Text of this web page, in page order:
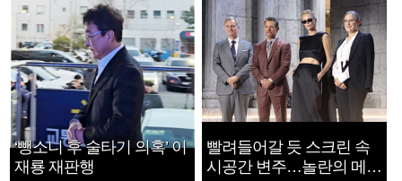
‘뺑소니 후 술타기 의혹’ 이
재룡 재판행
빨려들어갈 듯 스크린 속
시공간 변주…놀란의 메시